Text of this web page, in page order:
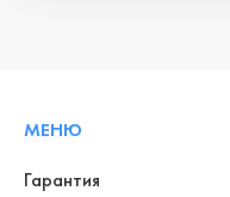
МЕНЮ
Гарантия